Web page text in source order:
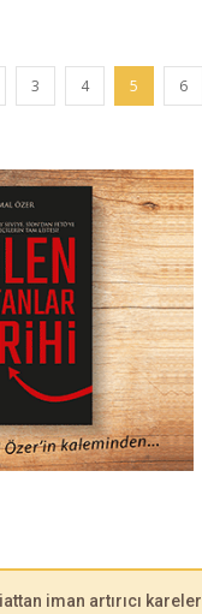
3 4 5 6
iman artırıcı kareler